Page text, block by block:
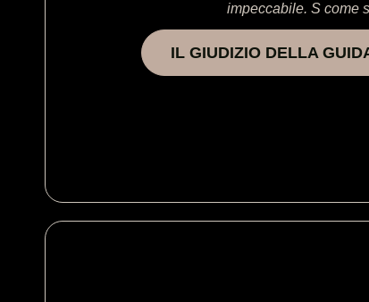
impeccabile. S come
IL GIUDIZIO DELLA